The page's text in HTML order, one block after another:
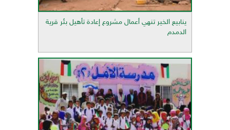
ينابيع الخير تنهي أعمال مشروع إعادة تأهيل بئر قرية
الدمدم